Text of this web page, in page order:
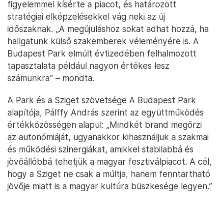
figyelemmel kísérte a piacot, és határozott
stratégiai elképzelésekkel vág neki az új
időszaknak. „A megújuláshoz sokat adhat hozzá, ha
hallgatunk külső szakemberek véleményére is. A
Budapest Park elmúlt évtizedében felhalmozott
tapasztalata például nagyon értékes lesz
számunkra” – mondta.
A Park és a Sziget szövetsége A Budapest Park
alapítója, Pálffy András szerint az együttműködés
értékközösségen alapul: „Mindkét brand megőrzi
az autonómiáját, ugyanakkor kihasználjuk a szakmai
és működési szinergiákat, amikkel stabilabbá és
jövőállóbbá tehetjük a magyar fesztiválpiacot. A cél,
hogy a Sziget ne csak a múltja, hanem fenntartható
jövője miatt is a magyar kultúra büszkesége legyen.”